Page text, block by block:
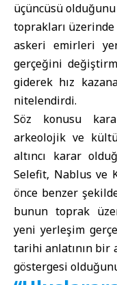
üçüncüsü
toprakları
askeri emirleri
gerçeğini
giderek hız
nitelendirdi.
Söz konusu
arkeolojik ve
altıncı karar
Selefit, Nablus ve
önce benzer
bunun toprak
yeni yerleşim
tarihi anlatının bir
göstergesi